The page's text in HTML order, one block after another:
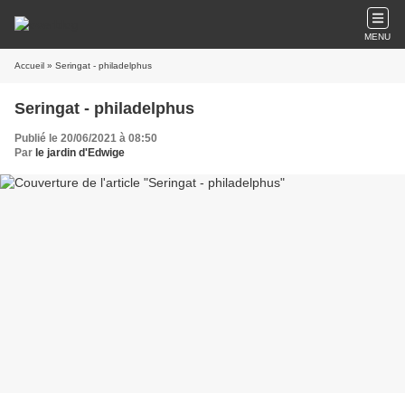
MENU
Accueil » Seringat - philadelphus
Seringat - philadelphus
Publié le 20/06/2021 à 08:50
Par le jardin d'Edwige